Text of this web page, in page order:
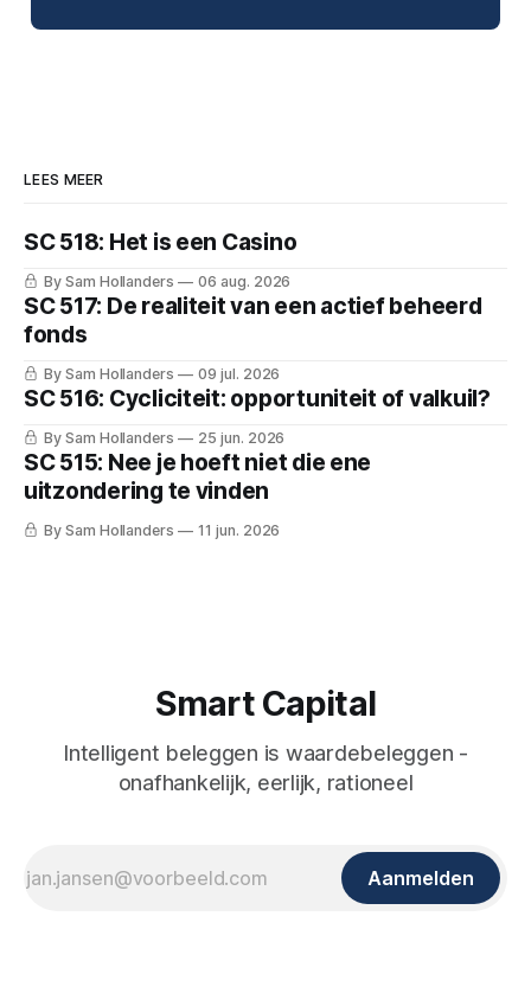
LEES MEER
SC 518: Het is een Casino
By Sam Hollanders 06 aug. 2026
SC 517: De realiteit van een actief beheerd
fonds
By Sam Hollanders 09 jul. 2026
SC 516: Cycliciteit: opportuniteit of valkuil?
By Sam Hollanders 25 jun. 2026
SC 515: Nee je hoeft niet die ene
uitzondering te vinden
By Sam Hollanders 11 jun. 2026
Smart Capital
Intelligent beleggen is waardebeleggen -
onafhankelijk, eerlijk, rationeel
Aanmelden